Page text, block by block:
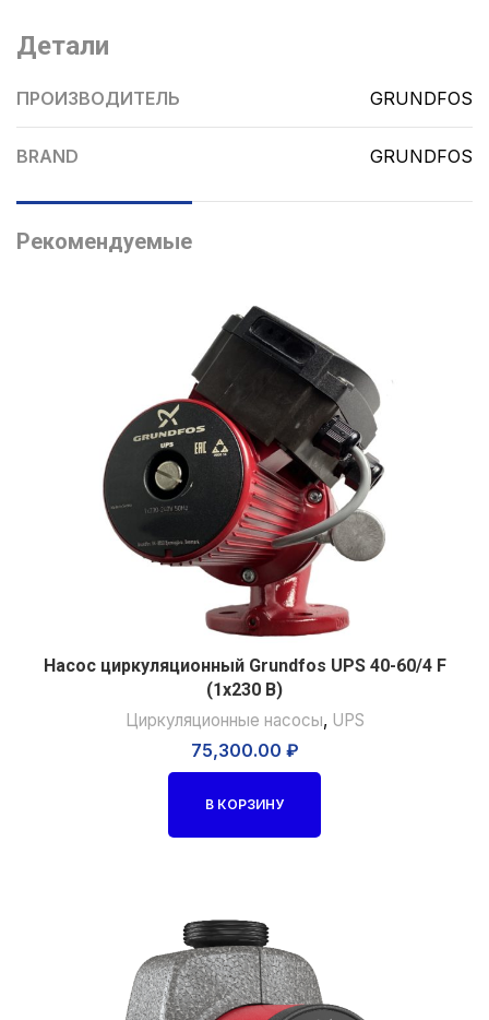
Детали
ПРОИЗВОДИТЕЛЬ GRUNDFOS
BRAND GRUNDFOS
Рекомендуемые
Насос циркуляционный Grundfos UPS 40-60/4 F
(1х230 В)
Циркуляционные насосы, UPS
75,300.00 ₽
В КОРЗИНУ